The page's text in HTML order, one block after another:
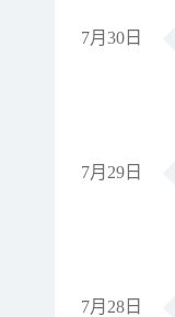
7月30日
7月29日
7月28日